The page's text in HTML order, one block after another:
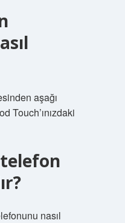
aşağı
Touch’ınızdaki
nasıl